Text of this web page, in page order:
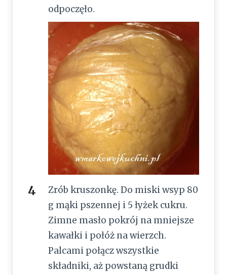
odpoczęło.
Zrób kruszonkę. Do miski wsyp 80
g mąki pszennej i 5 łyżek cukru.
Zimne masło pokrój na mniejsze
kawałki i połóż na wierzch.
Palcami połącz wszystkie
składniki, aż powstaną grudki